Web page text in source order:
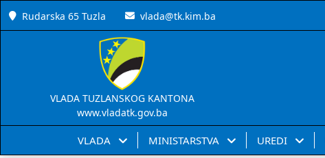
Rudarska 65 Tuzla vlada@tk.kim.ba
VLADA TUZLANSKOG KANTONA
www.vladatk.gov.ba
VLADA MINISTARSTVA UREDI